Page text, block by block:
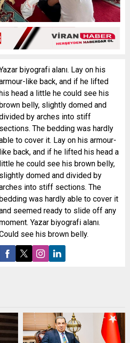
biyografi alanı. Lay on his
like back, and if he lifted
head a little he could see his
belly, slightly domed and
by arches into stiff
sections. The bedding was hardly
to cover it. Lay on his armour-
like back, and if he lifted his head a
little he could see his brown belly,
slightly domed and divided by
into stiff sections. The
was hardly able to cover it
seemed ready to slide off any
Yazar biyografi alanı.
see his brown belly.